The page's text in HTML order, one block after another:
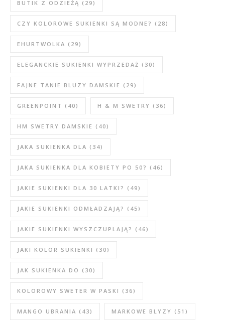
BUTIK Z ODZIEŻĄ (29)
CZY KOLOROWE SUKIENKI SĄ MODNE? (28)
EHURTWOLKA (29)
ELEGANCKIE SUKIENKI WYPRZEDAŻ (30)
FAJNE TANIE BLUZY DAMSKIE (29)
GREENPOINT (40) H & M SWETRY (36)
HM SWETRY DAMSKIE (40)
JAKA SUKIENKA DLA (34)
JAKA SUKIENKA DLA KOBIETY PO 50? (46)
JAKIE SUKIENKI DLA 30 LATKI? (49)
JAKIE SUKIENKI ODMŁADZAJĄ? (45)
JAKIE SUKIENKI WYSZCZUPLAJĄ? (46)
JAKI KOLOR SUKIENKI (30)
JAK SUKIENKA DO (30)
KOLOROWY SWETER W PASKI (36)
MANGO UBRANIA (43) MARKOWE BLYZY (51)